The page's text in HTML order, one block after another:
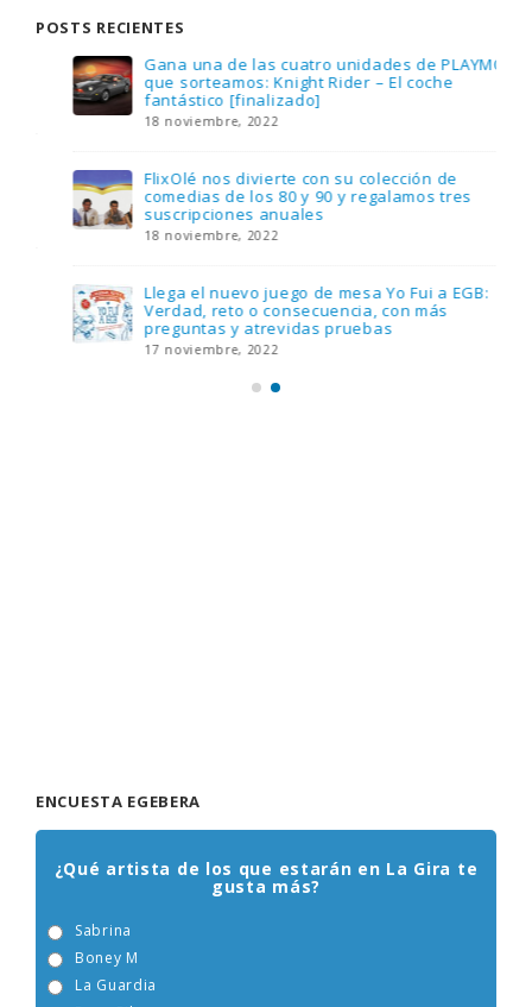
POSTS RECIENTES
Gana una de las cuatro unidades de PLAYMOBIL
que sorteamos: Knight Rider – El coche
fantástico [finalizado]
18 noviembre, 2022
FlixOlé nos divierte con su colección de
comedias de los 80 y 90 y regalamos tres
suscripciones anuales
18 noviembre, 2022
Llega el nuevo juego de mesa Yo Fui a EGB:
Verdad, reto o consecuencia, con más
preguntas y atrevidas pruebas
17 noviembre, 2022
¿Qué artista de los que estarán en La Gira te
gusta más?
Boney M